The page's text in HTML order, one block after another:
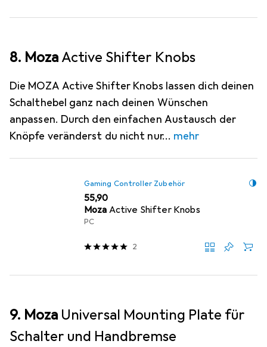
8. MozaActive Shifter Knobs
Die MOZA Active Shifter Knobs lassen dich deinen
Schalthebel ganz nach deinen Wünschen
anpassen. Durch den einfachen Austausch der
Knöpfe veränderst du nicht nur
mehr
Gaming Controller Zubehör
EUR
55,90
Moza Active Shifter Knobs
PC
2
9. Moza Universal Mounting Plate für
Schalter und Handbremse